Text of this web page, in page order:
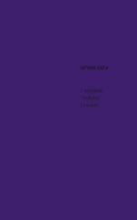
עקבו אחרינו
Facebook
Youtube
Linkedin